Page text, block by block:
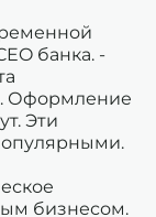
банка. -
Оформление
Эти
бизнесом.